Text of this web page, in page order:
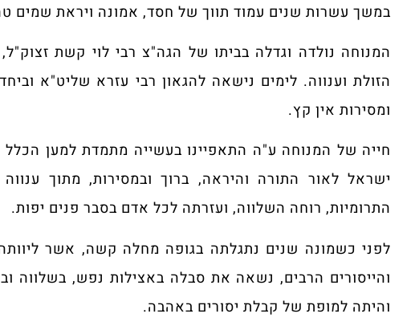
במשך עשרות שנים עמוד תווך של חסד, אמונה ויראת שמים
המנוחה נולדה וגדלה בביתו של הגה"צ רבי לוי קשת
הזולת וענווה. לימים נישאה להגאון רבי עזרא שליט"א
ומסירות אין קץ.
חייה של המנוחה ע"ה התאפיינו בעשייה מתמדת למען
ישראל לאור התורה והיראה, ברוך ובמסירות, מתוך
התרומיות, רוחה השלווה, ועזרתה לכל אדם בסבר פנים יפות.
לפני כשמונה שנים נתגלתה בגופה מחלה קשה, אשר
והייסורים הרבים, נשאה את סבלה באצילות נפש, בשלווה
והיתה למופת של קבלת יסורים באהבה.